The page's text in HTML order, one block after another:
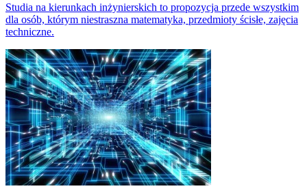
Studia na kierunkach inżynierskich to propozycja przede wszystkim
dla osób, którym niestraszna matematyka, przedmioty ścisłe, zajęcia
techniczne.